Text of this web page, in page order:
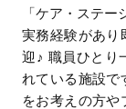
「ケア・ステ
実務経験があり
迎♪ 職員ひとり
れている施設
をお考えの方や